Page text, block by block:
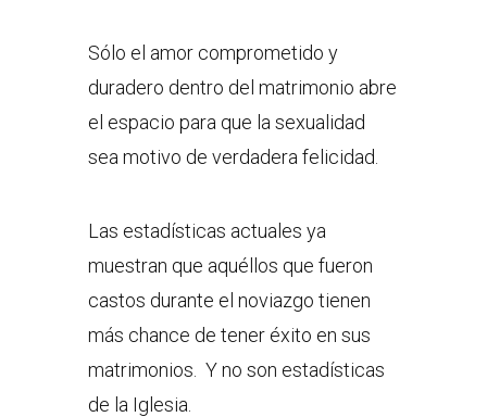
Sólo el amor comprometido y
duradero dentro del matrimonio abre
el espacio para que la sexualidad
sea motivo de verdadera felicidad.
Las estadísticas actuales ya
muestran que aquéllos que fueron
castos durante el noviazgo tienen
más chance de tener éxito en sus
matrimonios. Y no son estadísticas
de la Iglesia.